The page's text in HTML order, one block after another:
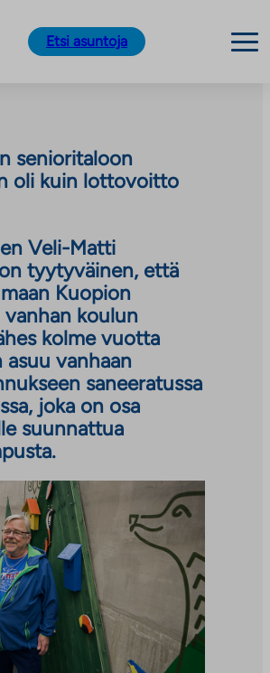
Etsi asuntoja
senioritaloon
oli kuin lottovoitto
Veli-Matti
tyytyväinen, että
Kuopion
koulun
kolme vuotta
vanhaan
saneeratussa
joka on osa
suunnattua